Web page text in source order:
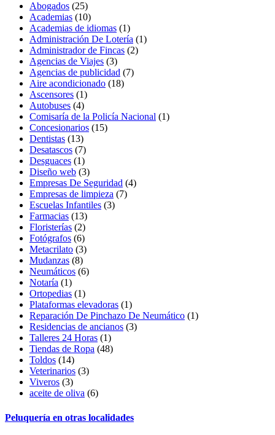
Abogados (25)
Academias (10)
Academias de idiomas (1)
Administración De Lotería (1)
Administrador de Fincas (2)
Agencias de Viajes (3)
Agencias de publicidad (7)
Aire acondicionado (18)
Ascensores (1)
Autobuses (4)
Comisaría de la Policía Nacional (1)
Concesionarios (15)
Dentistas (13)
Desatascos (7)
Desguaces (1)
Diseño web (3)
Empresas De Seguridad (4)
Empresas de limpieza (7)
Escuelas Infantiles (3)
Farmacias (13)
Floristerías (2)
Fotógrafos (6)
Metacrilato (3)
Mudanzas (8)
Neumáticos (6)
Notaría (1)
Ortopedias (1)
Plataformas elevadoras (1)
Reparación De Pinchazo De Neumático (1)
Residencias de ancianos (3)
Talleres 24 Horas (1)
Tiendas de Ropa (48)
Toldos (14)
Veterinarios (3)
Viveros (3)
aceite de oliva (6)
Peluquería en otras localidades